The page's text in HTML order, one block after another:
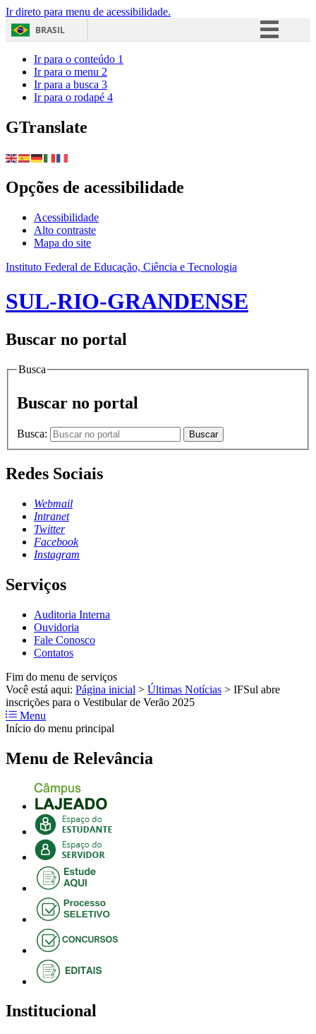
Ir direto para menu de acessibilidade.
BRASIL
Ir para o conteúdo 1
Ir para o menu 2
Ir para a busca 3
Ir para o rodapé 4
GTranslate
Opções de acessibilidade
Acessibilidade
Alto contraste
Mapa do site
Instituto Federal de Educação, Ciência e Tecnologia
SUL-RIO-GRANDENSE
Buscar no portal
Busca
Buscar no portal
Busca: Buscar
Redes Sociais
Webmail
Intranet
Twitter
Facebook
Instagram
Serviços
Auditoria Interna
Ouvidoria
Fale Conosco
Contatos
Fim do menu de serviços
Você está aqui: Página inicial > Últimas Notícias > IFSul abre
inscrições para o Vestibular de Verão 2025
Menu
Início do menu principal
Menu de Relevância
Institucional